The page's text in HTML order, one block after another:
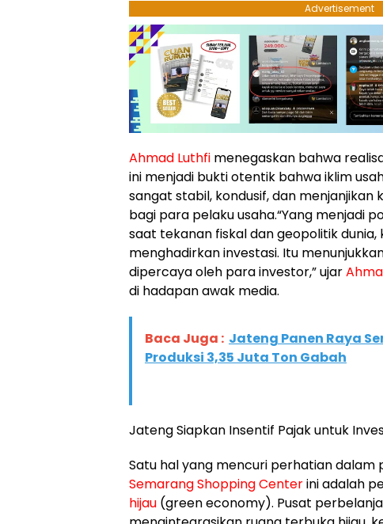
Advertisement
Ahmad Luthfi menegaskan bahwa
ini menjadi bukti otentik bahwa iklim
sangat stabil, kondusif, dan menjanjikan
bagi para pelaku usaha.​“Yang menjadi
saat tekanan fiskal dan geopolitik
menghadirkan investasi. Itu
dipercaya oleh para investor,” ujar
di hadapan awak media.
Baca Juga : Jateng Panen Raya
Produksi 3,35 Juta Ton Gabah
​Jateng Siapkan Insentif Pajak untuk
​Satu hal yang mencuri perhatian
Semarang Shopping Centerini adalah
hijau (green economy). Pusat